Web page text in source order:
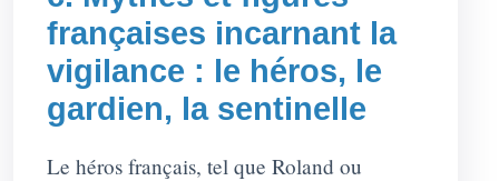
françaises incarnant la
vigilance : le héros, le
gardien, la sentinelle
Le héros français, tel que Roland ou